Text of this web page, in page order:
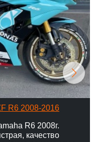
R6 2008-2016
R6 2008г.
качество